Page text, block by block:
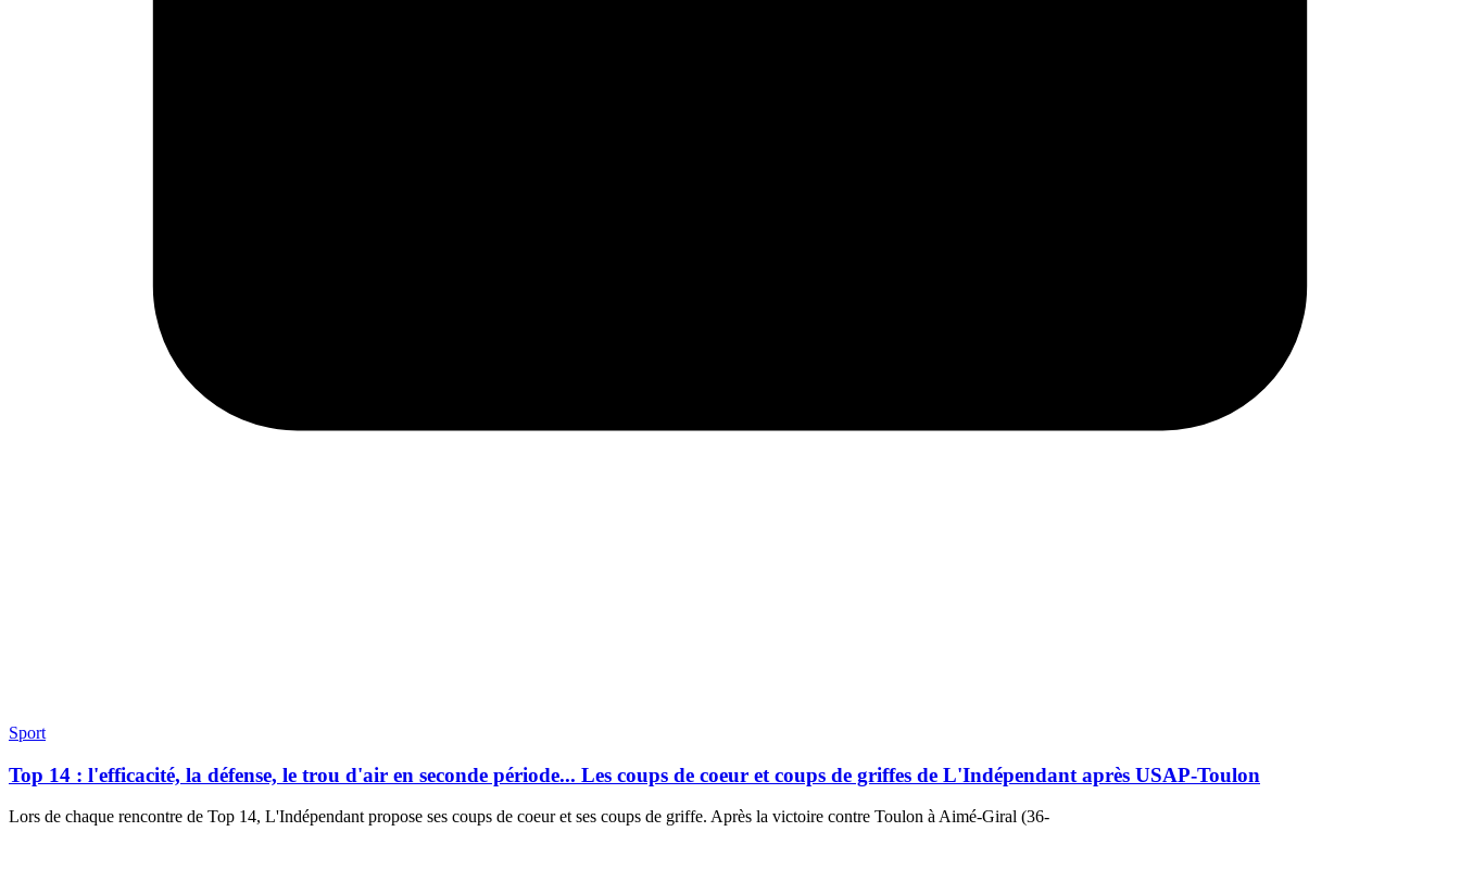
Sport
Top 14 : l'efficacité, la défense, le trou d'air en seconde période... Les coups de coeur et coups de griffes de L'Indépendant après USAP-Toulon
Lors de chaque rencontre de Top 14, L'Indépendant propose ses coups de coeur et ses coups de griffe. Après la victoire contre Toulon à Aimé-Giral (36-